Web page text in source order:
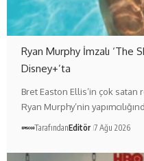
Ryan Murphy İmzalı ‘The
Disney+’ta
Bret Easton Ellis’in çok satan
Ryan Murphy’nin
TarafındanEditör 7 Ağu 2026